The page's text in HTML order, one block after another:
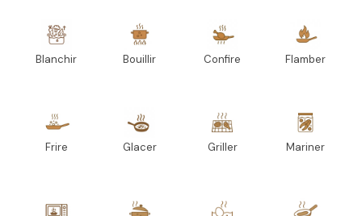
Blanchir Bouillir Confire Flamber
Frire Glacer Griller Mariner